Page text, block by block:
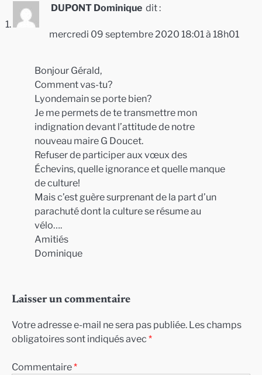
DUPONT Dominique dit :
mercredi 09 septembre 2020 18:01 à 18h01
Bonjour Gérald,
Comment vas-tu?
Lyondemain se porte bien?
Je me permets de te transmettre mon
indignation devant l’attitude de notre
nouveau maire G Doucet.
Refuser de participer aux vœux des
Échevins, quelle ignorance et quelle manque
de culture!
Mais c’est guère surprenant de la part d’un
parachuté dont la culture se résume au
vélo….
Amitiés
Dominique
Laisser un commentaire
Votre adresse e-mail ne sera pas publiée. Les champs
obligatoires sont indiqués avec *
Commentaire*